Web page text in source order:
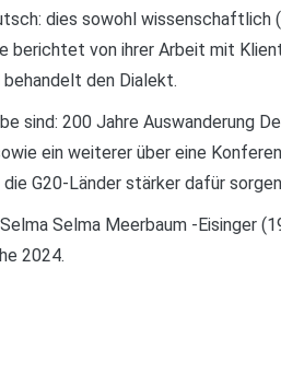
dies sowohl
berichtet von ihrer Arbeit mit
den Dialekt.
sind: 200 Jahre Auswanderung
ein weiterer über eine
G20-Länder stärker dafür
Selma Meerbaum -
2024.